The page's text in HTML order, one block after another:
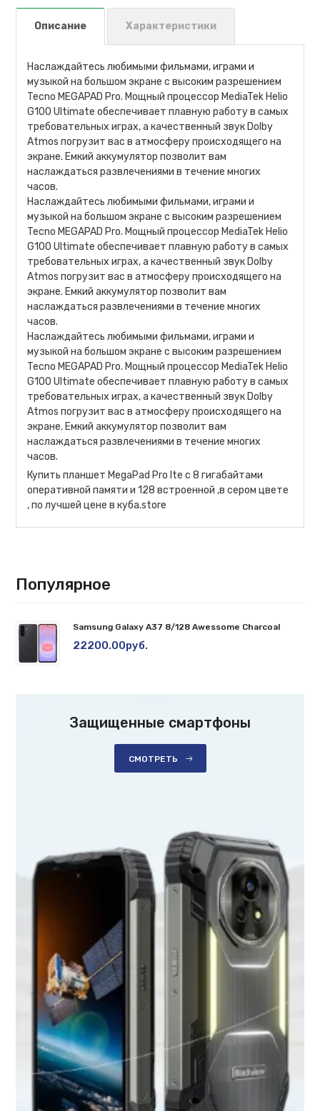
Описание Характеристики
Наслаждайтесь любимыми фильмами, играми и
музыкой на большом экране с высоким разрешением
Tecno MEGAPAD Pro. Мощный процессор MediaTek Helio
G100 Ultimate обеспечивает плавную работу в самых
требовательных играх, а качественный звук Dolby
Atmos погрузит вас в атмосферу происходящего на
экране. Емкий аккумулятор позволит вам
наслаждаться развлечениями в течение многих
часов.
Наслаждайтесь любимыми фильмами, играми и
музыкой на большом экране с высоким разрешением
Tecno MEGAPAD Pro. Мощный процессор MediaTek Helio
G100 Ultimate обеспечивает плавную работу в самых
требовательных играх, а качественный звук Dolby
Atmos погрузит вас в атмосферу происходящего на
экране. Емкий аккумулятор позволит вам
наслаждаться развлечениями в течение многих
часов.
Наслаждайтесь любимыми фильмами, играми и
музыкой на большом экране с высоким разрешением
Tecno MEGAPAD Pro. Мощный процессор MediaTek Helio
G100 Ultimate обеспечивает плавную работу в самых
требовательных играх, а качественный звук Dolby
Atmos погрузит вас в атмосферу происходящего на
экране. Емкий аккумулятор позволит вам
наслаждаться развлечениями в течение многих
часов.
Купить планшет MegaPad Pro lte с 8 гигабайтами
оперативной памяти и 128 встроенной ,в сером цвете
, по лучшей цене в куба.store
Популярное
Samsung Galaxy A37 8/128 Awessome Charcoal
22200.00руб.
Защищенные смартфоны
СМОТРЕТЬ